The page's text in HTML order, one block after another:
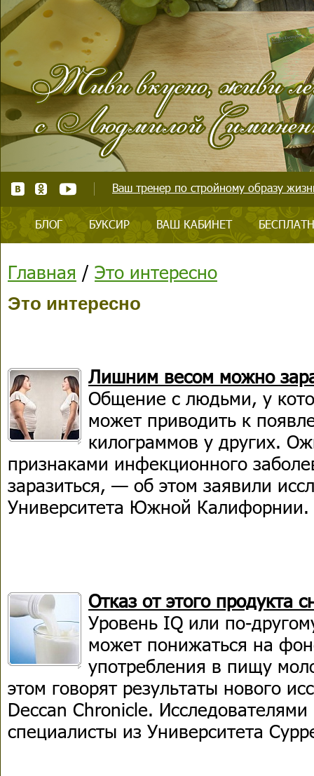
Ваш тренер по стройному образу
БЛОГ БУКСИР ВАШ КАБИНЕТ
Главная / Это интересно
Это интересно
Лишним весом можно
Общение с людьми, у
может приводить к
килограммов у других.
признаками инфекционного
заразиться, — об этом заявили
Университета Южной Калифорнии.
Отказ от этого продукта
Уровень IQ или по-
может понижаться на
употребления в пищу
этом говорят результаты нового
Deccan Chronicle. Исследователями
специалисты из Университета